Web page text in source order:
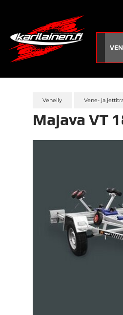
Veneily Vene- ja
Majava VT